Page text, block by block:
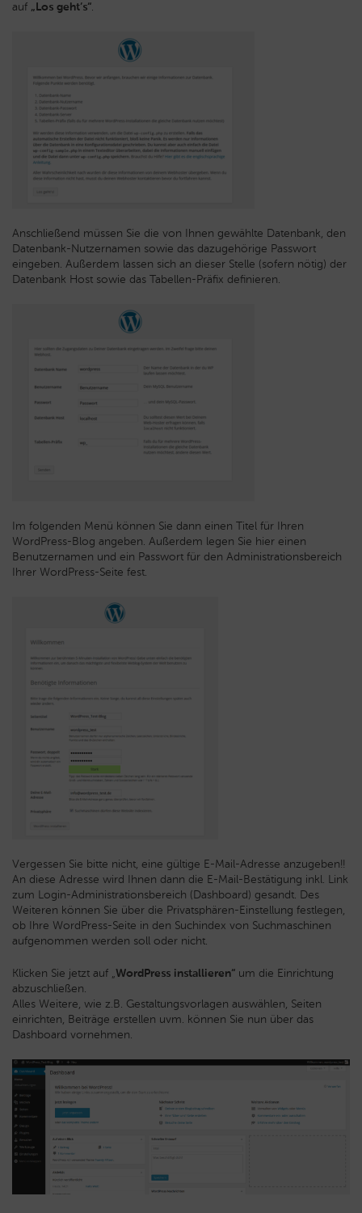
auf „Los geht’s“.
Anschließend müssen Sie die von Ihnen gewählte Datenbank, den
Datenbank-Nutzernamen sowie das dazugehörige Passwort
eingeben. Außerdem lassen sich an dieser Stelle (sofern nötig) der
Datenbank Host sowie das Tabellen-Präfix definieren.
Im folgenden Menü können Sie dann einen Titel für Ihren
WordPress-Blog angeben. Außerdem legen Sie hier einen
Benutzernamen und ein Passwort für den Administrationsbereich
Ihrer WordPress-Seite fest.
Vergessen Sie bitte nicht, eine gültige E-Mail-Adresse anzugeben!!
An diese Adresse wird Ihnen dann die E-Mail-Bestätigung inkl. Link
zum Login-Administrationsbereich (Dashboard) gesandt. Des
Weiteren können Sie über die Privatsphären-Einstellung festlegen,
ob Ihre WordPress-Seite in den Suchindex von Suchmaschinen
aufgenommen werden soll oder nicht.
Klicken Sie jetzt auf „WordPress installieren“ um die Einrichtung
abzuschließen.
Alles Weitere, wie z.B. Gestaltungsvorlagen auswählen, Seiten
einrichten, Beiträge erstellen uvm. können Sie nun über das
Dashboard vornehmen.